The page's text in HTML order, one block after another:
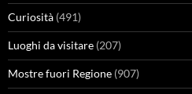
Curiosità (491)
Luoghi da visitare (207)
Mostre fuori Regione (907)